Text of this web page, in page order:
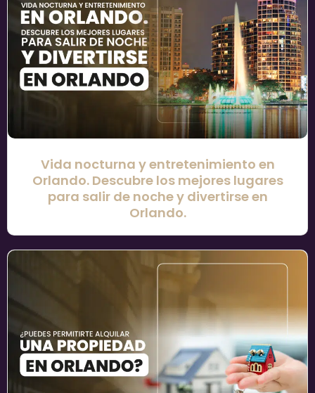
Vida nocturna y entretenimiento en
Orlando. Descubre los mejores lugares
para salir de noche y divertirse en
Orlando.